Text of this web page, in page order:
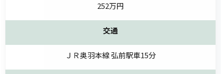
252万円
交通
ＪＲ奥羽本線 弘前駅車15分